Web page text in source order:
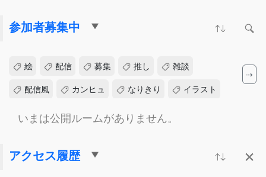
参加者募集中
絵 配信 募集 推し 雑談
配信風 カンヒュ なりきり イラスト
募集中 なんでも 合作
配信者 ＯC 東方
⇢
いまは公開ルームがありません。
アクセス履歴